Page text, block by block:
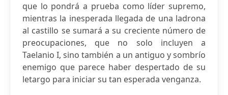
que lo pondrá a prueba como líder supremo,
mientras la inesperada llegada de una ladrona
al castillo se sumará a su creciente número de
preocupaciones, que no solo incluyen a
Taelanio I, sino también a un antiguo y sombrío
enemigo que parece haber despertado de su
letargo para iniciar su tan esperada venganza.